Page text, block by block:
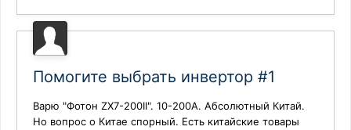
Помогите выбрать инвертор #1
Варю "Фотон ZX7-200II". 10-200А. Абсолютный Китай.
Но вопрос о Китае спорный. Есть китайские товары